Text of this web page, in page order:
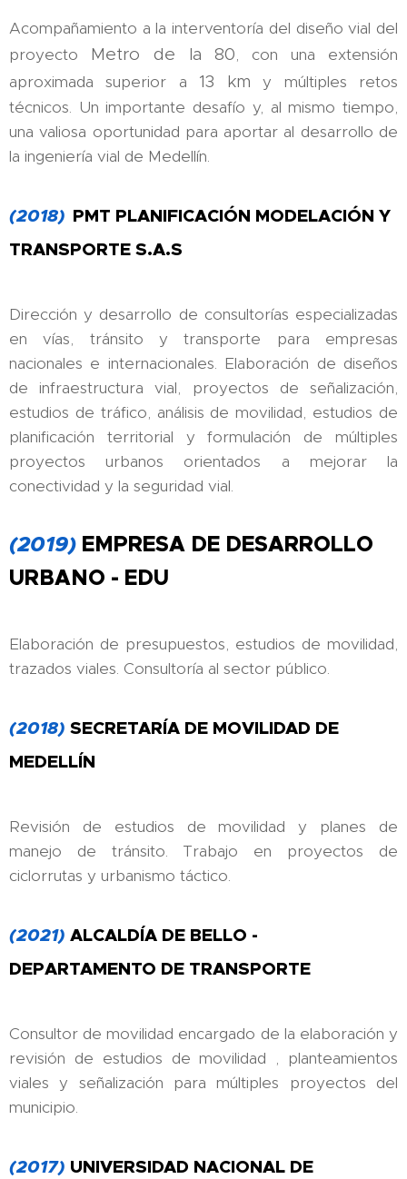
Acompañamiento a la interventoría del diseño vial del
proyecto Metro de la 80, con una extensión
aproximada superior a 13 km y múltiples retos
técnicos. Un importante desafío y, al mismo tiempo,
una valiosa oportunidad para aportar al desarrollo de
la ingeniería vial de Medellín.
(2018) PMT PLANIFICACIÓN MODELACIÓN Y
TRANSPORTE S.A.S
Dirección y desarrollo de consultorías especializadas
en vías, tránsito y transporte para empresas
nacionales e internacionales. Elaboración de diseños
de infraestructura vial, proyectos de señalización,
estudios de tráfico, análisis de movilidad, estudios de
planificación territorial y formulación de múltiples
proyectos urbanos orientados a mejorar la
conectividad y la seguridad vial.
(2019) EMPRESA DE DESARROLLO
URBANO - EDU
Elaboración de presupuestos, estudios de movilidad,
trazados viales. Consultoría al sector público.
(2018) SECRETARÍA DE MOVILIDAD DE
MEDELLÍN
Revisión de estudios de movilidad y planes de
manejo de tránsito. Trabajo en proyectos de
ciclorrutas y urbanismo táctico.
(2021) ALCALDÍA DE BELLO -
DEPARTAMENTO DE TRANSPORTE
Consultor de movilidad encargado de la elaboración y
revisión de estudios de movilidad , planteamientos
viales y señalización para múltiples proyectos del
municipio.
(2017) UNIVERSIDAD NACIONAL DE